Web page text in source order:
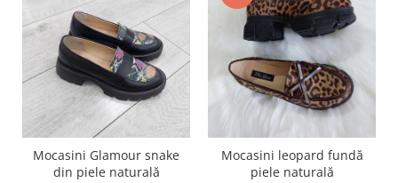
Mocasini Glamour snake
din piele naturală
Mocasini leopard fundă
piele naturală